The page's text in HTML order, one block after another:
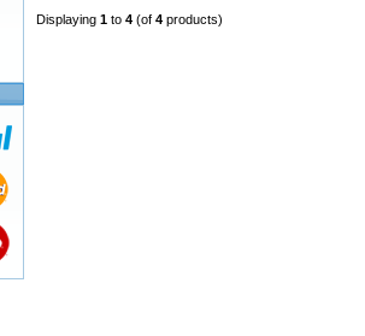
Displaying 1 to 4 (of 4 products)